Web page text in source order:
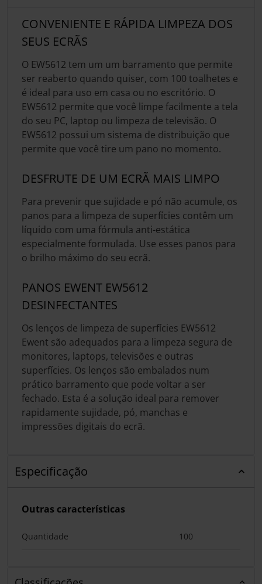
CONVENIENTE E RÁPIDA LIMPEZA DOS
SEUS ECRÃS
O EW5612 tem um um barramento que permite
ser reaberto quando quiser, com 100 toalhetes e
é ideal para uso em casa ou no escritório. O
EW5612 permite que você limpe facilmente a tela
do seu PC, laptop ou limpeza de televisão. O
EW5612 possui um sistema de distribuição que
permite que você tire um pano no momento.
DESFRUTE DE UM ECRÃ MAIS LIMPO
Para prevenir que sujidade e pó não acumule, os
panos para a limpeza de superfícies contêm um
líquido com uma fórmula anti-estática
especialmente formulada. Use esses panos para
o brilho máximo do seu ecrã.
PANOS EWENT EW5612
DESINFECTANTES
Os lenços de limpeza de superfícies EW5612
Ewent são adequados para a limpeza segura de
monitores, laptops, televisões e outras
superfícies. Os lenços são embalados num
prático barramento que pode voltar a ser
fechado. Esta é a solução ideal para remover
rapidamente sujidade, pó, manchas e
impressões digitais do ecrã.
Especificação
Outras características
Quantidade 100